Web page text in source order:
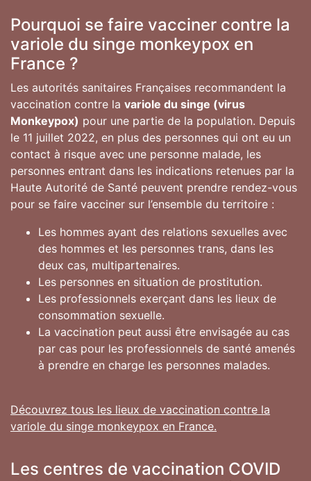
Pourquoi se faire vacciner contre la
variole du singe monkeypox en
France ?
Les autorités sanitaires Françaises recommandent la
vaccination contre la variole du singe (virus
Monkeypox) pour une partie de la population. Depuis
le 11 juillet 2022, en plus des personnes qui ont eu un
contact à risque avec une personne malade, les
personnes entrant dans les indications retenues par la
Haute Autorité de Santé peuvent prendre rendez-vous
pour se faire vacciner sur l’ensemble du territoire :
Les hommes ayant des relations sexuelles avec
des hommes et les personnes trans, dans les
deux cas, multipartenaires.
Les personnes en situation de prostitution.
Les professionnels exerçant dans les lieux de
consommation sexuelle.
La vaccination peut aussi être envisagée au cas
par cas pour les professionnels de santé amenés
à prendre en charge les personnes malades.
Découvrez tous les lieux de vaccination contre la
variole du singe monkeypox en France.
Les centres de vaccination COVID